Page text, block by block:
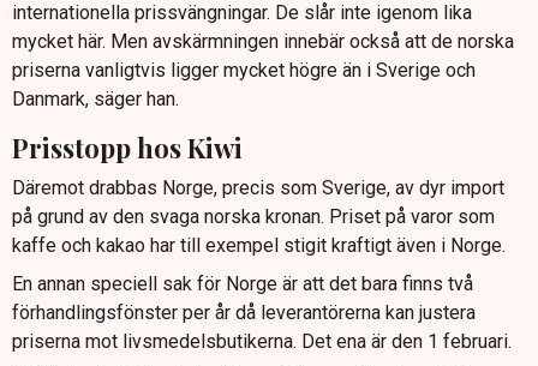
internationella prissvängningar. De slår inte igenom lika
mycket här. Men avskärmningen innebär också att de norska
priserna vanligtvis ligger mycket högre än i Sverige och
Danmark, säger han.
Prisstopp hos Kiwi
Däremot drabbas Norge, precis som Sverige, av dyr import
på grund av den svaga norska kronan. Priset på varor som
kaffe och kakao har till exempel stigit kraftigt även i Norge.
En annan speciell sak för Norge är att det bara finns två
förhandlingsfönster per år då leverantörerna kan justera
priserna mot livsmedelsbutikerna. Det ena är den 1 februari.